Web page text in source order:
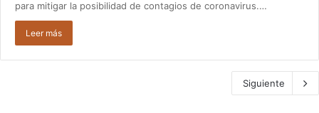
para mitigar la posibilidad de contagios de coronavirus.…
Leer más
Siguiente